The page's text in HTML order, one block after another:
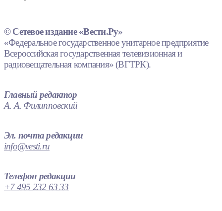
© Сетевое издание «Вести.Ру»
«Федеральное государственное унитарное предприятие
Всероссийская государственная телевизионная и
радиовещательная компания» (ВГТРК).
Главный редактор
А. А. Филипповский
Эл. почта редакции
info@vesti.ru
Телефон редакции
+7 495 232 63 33